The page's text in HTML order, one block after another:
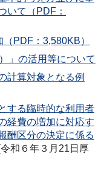
いて（PDF：
PDF：3,580KB）
」の活用等について
計算対象となる例
する臨時的な利用者
経費の増加に対応す
酬区分の決定に係る
和６年３月21日厚